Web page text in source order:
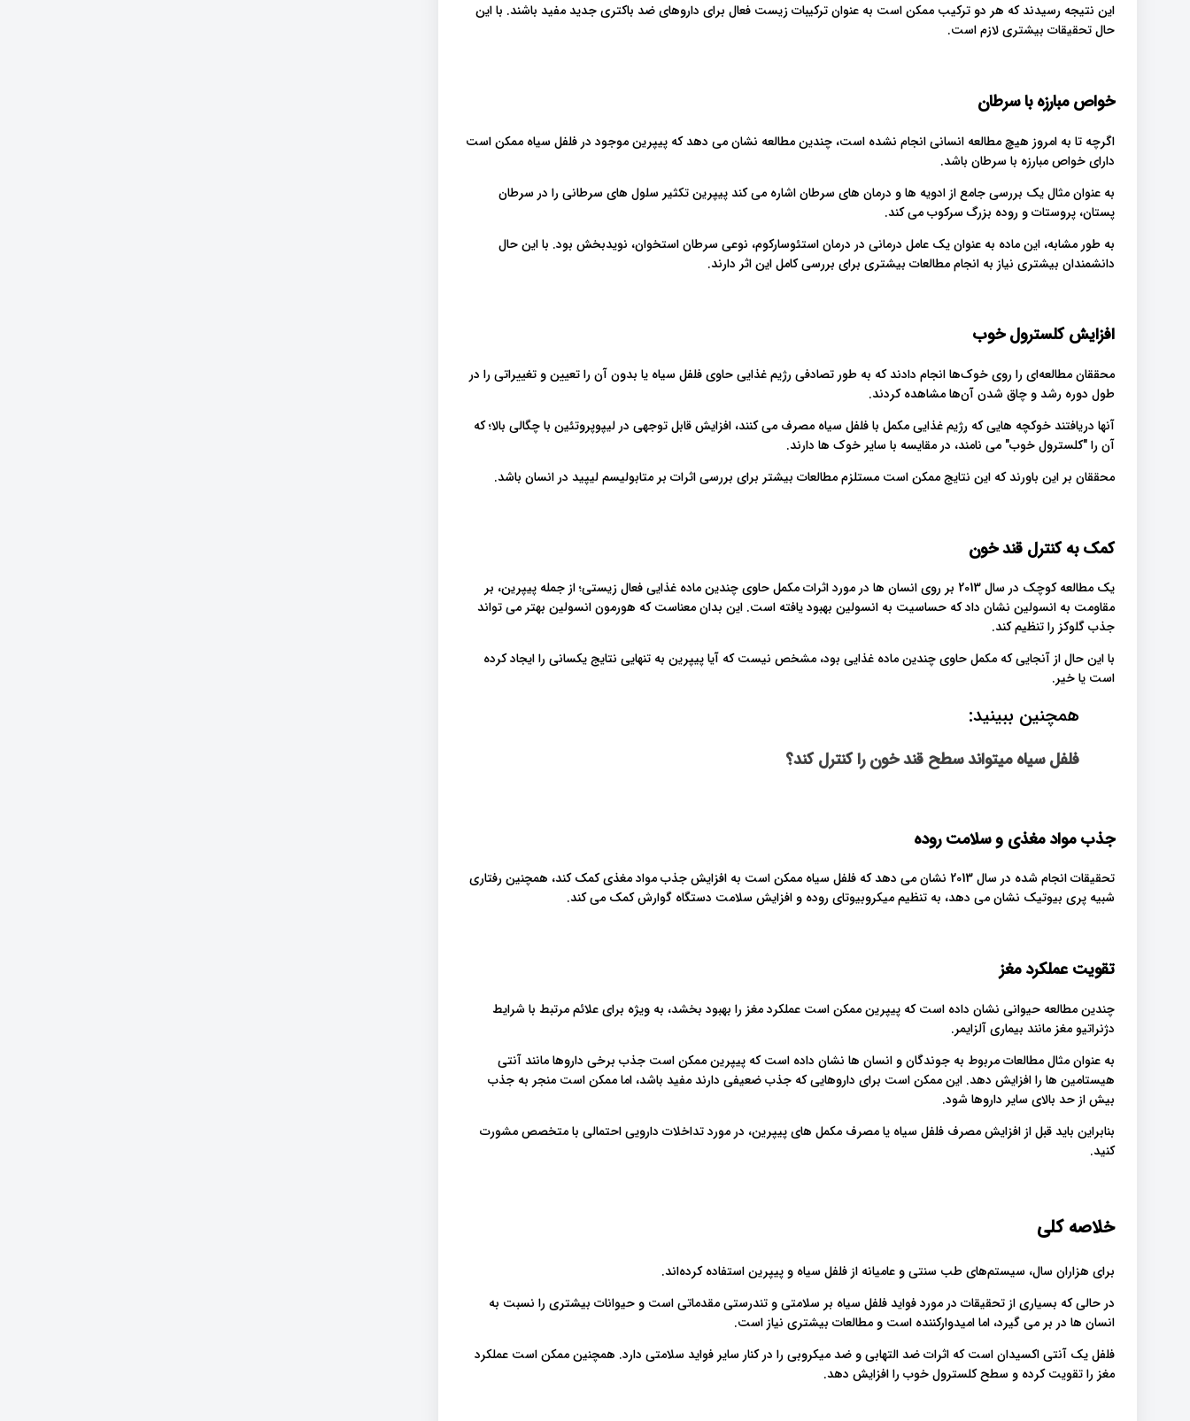
این نتیجه رسیدند که هر دو ترکیب ممکن است به عنوان ترکیبات زیست فعال برای داروهای ضد باکتری جدید مفید باشند. با این
حال تحقیقات بیشتری لازم است.
خواص مبارزه با سرطان
اگرچه تا به امروز هیچ مطالعه انسانی انجام نشده است، چندین مطالعه نشان می دهد که پیپرین موجود در فلفل سیاه ممکن است
دارای خواص مبارزه با سرطان باشد.
به عنوان مثال یک بررسی جامع از ادویه ها و درمان های سرطان اشاره می کند پیپرین تکثیر سلول های سرطانی را در سرطان
پستان، پروستات و روده بزرگ سرکوب می کند.
به طور مشابه، این ماده به عنوان یک عامل درمانی در درمان استئوسارکوم، نوعی سرطان استخوان، نویدبخش بود. با این حال
دانشمندان بیشتری نیاز به انجام مطالعات بیشتری برای بررسی کامل این اثر دارند.
افزایش کلسترول خوب
محققان مطالعه‌ای را روی خوک‌ها انجام دادند که به‌ طور تصادفی رژیم غذایی حاوی فلفل سیاه یا بدون آن را تعیین و تغییراتی را در
طول دوره رشد و چاق شدن آن‌ها مشاهده کردند.
آنها دریافتند خوکچه هایی که رژیم غذایی مکمل با فلفل سیاه مصرف می کنند، افزایش قابل توجهی در لیپوپروتئین با چگالی بالا؛ که
آن را "کلسترول خوب" می نامند، در مقایسه با سایر خوک ها دارند.
محققان بر این باورند که این نتایج ممکن است مستلزم مطالعات بیشتر برای بررسی اثرات بر متابولیسم لیپید در انسان باشد.
کمک به کنترل قند خون
یک مطالعه کوچک در سال 2013 بر روی انسان ها در مورد اثرات مکمل حاوی چندین ماده غذایی فعال زیستی؛ از جمله پیپرین، بر
مقاومت به انسولین نشان داد که حساسیت به انسولین بهبود یافته است. این بدان معناست که هورمون انسولین بهتر می تواند
جذب گلوکز را تنظیم کند.
با این حال از آنجایی که مکمل حاوی چندین ماده غذایی بود، مشخص نیست که آیا پیپرین به تنهایی نتایج یکسانی را ایجاد کرده
است یا خیر.
همچنین ببینید:
فلفل سیاه میتواند سطح قند خون را کنترل کند؟
جذب مواد مغذی و سلامت روده
تحقیقات انجام شده در سال 2013 نشان می دهد که فلفل سیاه ممکن است به افزایش جذب مواد مغذی کمک کند، همچنین رفتاری
شبیه پری بیوتیک نشان می دهد، به تنظیم میکروبیوتای روده و افزایش سلامت دستگاه گوارش کمک می کند.
تقویت عملکرد مغز
چندین مطالعه حیوانی نشان داده است که پیپرین ممکن است عملکرد مغز را بهبود بخشد، به ویژه برای علائم مرتبط با شرایط
دژنراتیو مغز مانند بیماری آلزایمر.
به عنوان مثال مطالعات مربوط به جوندگان و انسان ها نشان داده است که پیپرین ممکن است جذب برخی داروها مانند آنتی
هیستامین ها را افزایش دهد. این ممکن است برای داروهایی که جذب ضعیفی دارند مفید باشد، اما ممکن است منجر به جذب
بیش از حد بالای سایر داروها شود.
بنابراین باید قبل از افزایش مصرف فلفل سیاه یا مصرف مکمل های پیپرین، در مورد تداخلات دارویی احتمالی با متخصص مشورت
کنید.
خلاصه کلی
برای هزاران سال، سیستم‌های طب سنتی و عامیانه از فلفل سیاه و پیپرین استفاده کرده‌اند.
در حالی که بسیاری از تحقیقات در مورد فواید فلفل سیاه بر سلامتی و تندرستی مقدماتی است و حیوانات بیشتری را نسبت به
انسان ها در بر می گیرد، اما امیدوارکننده است و مطالعات بیشتری نیاز است.
فلفل یک آنتی اکسیدان است که اثرات ضد التهابی و ضد میکروبی را در کنار سایر فواید سلامتی دارد. همچنین ممکن است عملکرد
مغز را تقویت کرده و سطح کلسترول خوب را افزایش دهد.